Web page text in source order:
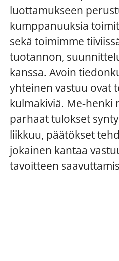
luottamukseen
kumppanuuksia
sekä toimimme
tuotannon,
kanssa. Avoin
yhteinen vastuu ovat
kulmakiviä. Me‑henki
parhaat tulokset
liikkuu, päätökset
jokainen kantaa
tavoitteen